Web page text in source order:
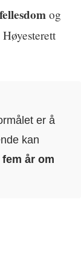
fellesdom og
er å
kan
år om